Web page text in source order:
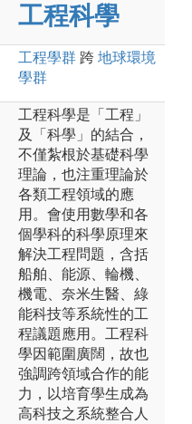
工程科學
工程學群 跨 地球環境
學群
工程科學是「工程」
及「科學」的結合，
不僅紮根於基礎科學
理論，也注重理論於
各類工程領域的應
用。會使用數學和各
個學科的科學原理來
解決工程問題，含括
船舶、能源、輪機、
機電、奈米生醫、綠
能科技等系統性的工
程議題應用。工程科
學因範圍廣闊，故也
強調跨領域合作的能
力，以培育學生成為
高科技之系統整合人